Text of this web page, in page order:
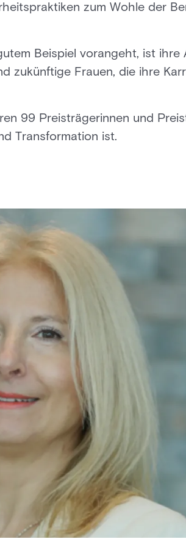
zum Wohle der
Beispiel vorangeht, ist ihre
zukünftige Frauen, die ihre
99 Preisträgerinnen und
Transformation ist.